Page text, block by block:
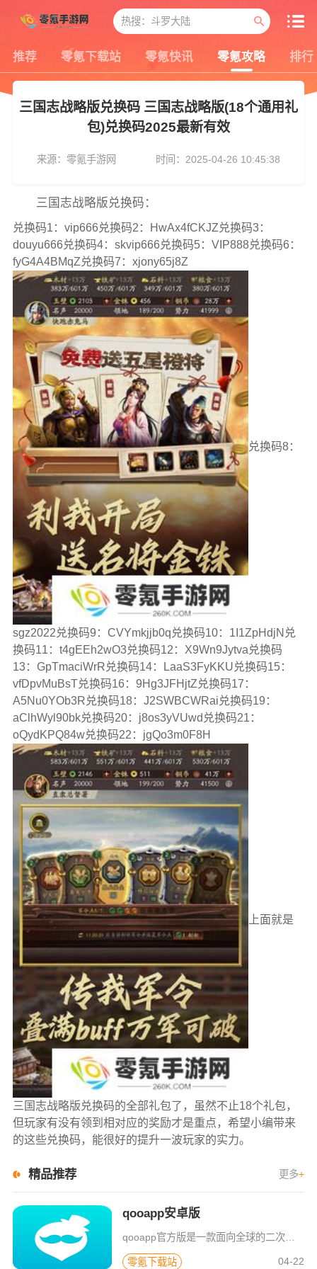
推荐 零氪下载站 零氪快讯 零氪攻略 排行
三国志战略版兑换码 三国志战略版(18个通用礼
包)兑换码2025最新有效
来源：零氪手游网 时间：2025-04-26 10:45:38
三国志战略版兑换码：
兑换码1：vip666兑换码2：HwAx4fCKJZ兑换码3：
douyu666兑换码4：skvip666兑换码5：VIP888兑换码6：
fyG4A4BMqZ兑换码7：xjony65j8Z
兑换码8：
sgz2022兑换码9：CVYmkjjb0q兑换码10：1I1ZpHdjN兑
换码11：t4gEEh2wO3兑换码12：X9Wn9Jytva兑换码
13：GpTmaciWrR兑换码14：LaaS3FyKKU兑换码15：
vfDpvMuBsT兑换码16：9Hg3JFHjtZ兑换码17：
A5Nu0YOb3R兑换码18：J2SWBCWRai兑换码19：
aClhWyl90bk兑换码20：j8os3yVUwd兑换码21：
oQydKPQ84w兑换码22：jgQo3m0F8H
上面就是
三国志战略版兑换码的全部礼包了，虽然不止18个礼包，
但玩家有没有领到相对应的奖励才是重点，希望小编带来
的这些兑换码，能很好的提升一波玩家的实力。
精品推荐 更多+
qooapp安卓版
零氪下载站 04-22